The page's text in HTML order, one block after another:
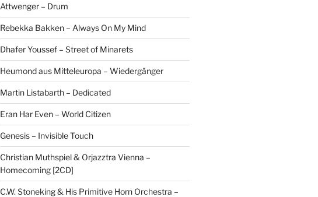
Attwenger – Drum
Rebekka Bakken – Always On My Mind
Dhafer Youssef – Street of Minarets
Heumond aus Mitteleuropa – Wiedergänger
Martin Listabarth – Dedicated
Eran Har Even – World Citizen
Genesis – Invisible Touch
Christian Muthspiel & Orjazztra Vienna –
Homecoming [2CD]
C.W. Stoneking & His Primitive Horn Orchestra –